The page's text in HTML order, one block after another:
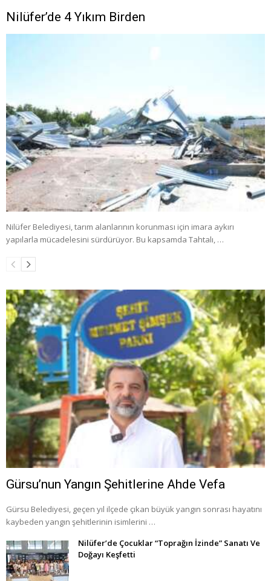
Nilüfer’de 4 Yıkım Birden
Nilüfer Belediyesi, tarım alanlarının korunması için imara aykırı
yapılarla mücadelesini sürdürüyor. Bu kapsamda Tahtalı, …
Gürsu’nun Yangın Şehitlerine Ahde Vefa
Gürsu Belediyesi, geçen yıl ilçede çıkan büyük yangın sonrası hayatını
kaybeden yangın şehitlerinin isimlerini …
Nilüfer’de Çocuklar “Toprağın İzinde” Sanatı Ve
Doğayı Keşfetti